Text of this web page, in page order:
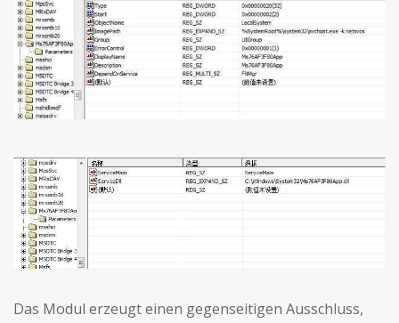
Das Modul erzeugt einen gegenseitigen Ausschluss,